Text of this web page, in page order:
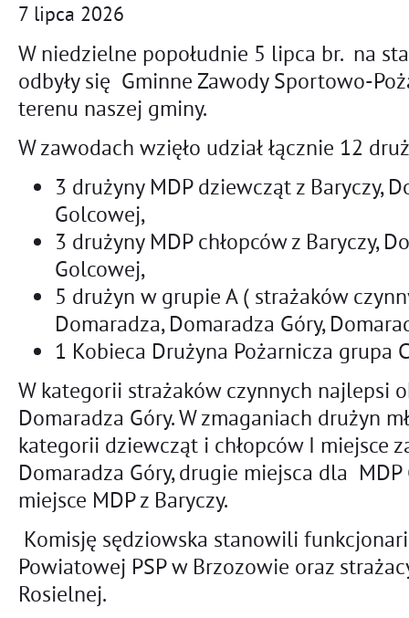
7 lipca 2026
W niedzielne popołudnie 5 lipca br. na
odbyły się Gminne Zawody Sportowo-
terenu naszej gminy.
W zawodach wzięło udział łącznie 12
3 drużyny MDP dziewcząt z Baryczy,
Golcowej,
3 drużyny MDP chłopców z Baryczy,
Golcowej,
5 drużyn w grupie A ( strażaków
Domaradza, Domaradza Góry,
1 Kobieca Drużyna Pożarnicza grupa
W kategorii strażaków czynnych najlepsi
Domaradza Góry. W zmaganiach drużyn
kategorii dziewcząt i chłopców I miejsce
Domaradza Góry, drugie miejsca dla
miejsce MDP z Baryczy.
Komisję sędziowska stanowili
Powiatowej PSP w Brzozowie oraz
Rosielnej.